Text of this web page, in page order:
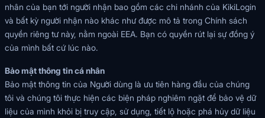
nhân của bạn tới người nhận bao gồm các chi nhánh của KikiLogin
và bất kỳ người nhận nào khác như được mô tả trong Chính sách
quyền riêng tư này, nằm ngoài EEA. Bạn có quyền rút lại sự đồng ý
của mình bất cứ lúc nào.
Bảo mật thông tin cá nhân
Bảo mật thông tin của Người dùng là ưu tiên hàng đầu của chúng
tôi và chúng tôi thực hiện các biện pháp nghiêm ngặt để bảo vệ dữ
liệu của mình khỏi bị truy cập, sử dụng, tiết lộ hoặc phá hủy dữ liệu